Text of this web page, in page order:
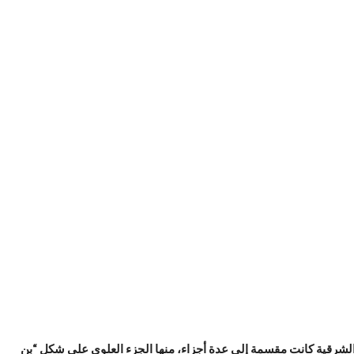
كانت مقسمة إلى عدة أجزاء، منها الجزء العلوي علي شكل “بن